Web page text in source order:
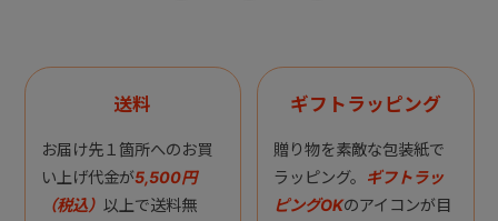
送料
お届け先１箇所へのお買
い上げ代金が5,500円
（税込） 以上で送料無
ギフトラッピング
贈り物を素敵な包装紙で
ラッピング。 ギフトラッ
ピングOKのアイコンが目